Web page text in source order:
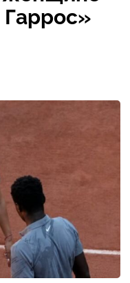
Гаррос»